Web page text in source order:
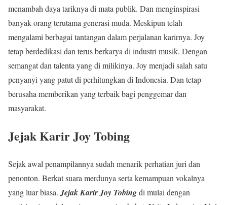
menambah daya tariknya di mata publik. Dan menginspirasi
banyak orang terutama generasi muda. Meskipun telah
mengalami berbagai tantangan dalam perjalanan karirnya. Joy
tetap berdedikasi dan terus berkarya di industri musik. Dengan
semangat dan talenta yang di milikinya. Joy menjadi salah satu
penyanyi yang patut di perhitungkan di Indonesia. Dan tetap
berusaha memberikan yang terbaik bagi penggemar dan
masyarakat.
Jejak Karir Joy Tobing
Sejak awal penampilannya sudah menarik perhatian juri dan
penonton. Berkat suara merdunya serta kemampuan vokalnya
yang luar biasa.Jejak Karir Joy Tobingdi mulai dengan